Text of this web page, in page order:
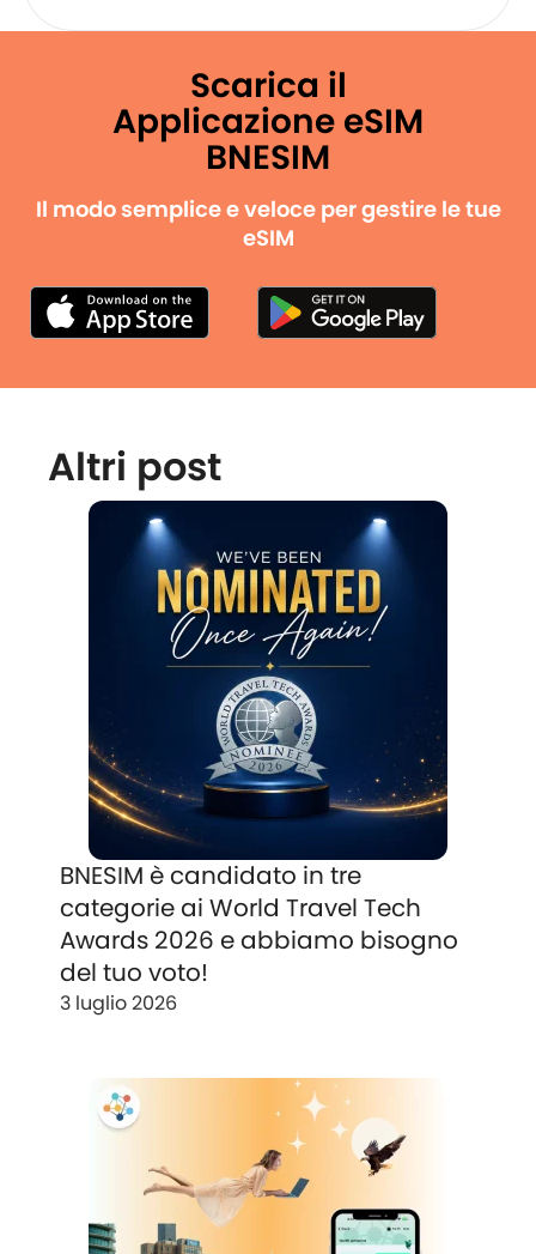
Scarica il
Applicazione eSIM
BNESIM
Il modo semplice e veloce per gestire le tue
eSIM
Altri post
BNESIM è candidato in tre
categorie ai World Travel Tech
Awards 2026 e abbiamo bisogno
del tuo voto!
3 luglio 2026